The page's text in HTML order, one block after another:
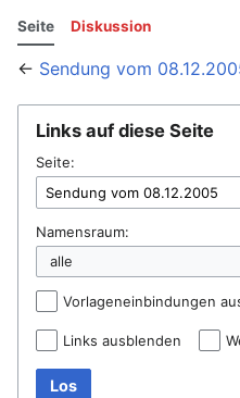
Seite Diskussion
← Sendung vom
Links auf diese Seite
Seite:
Namensraum:
Vorlageneinbindungen
Links ausblenden
Los